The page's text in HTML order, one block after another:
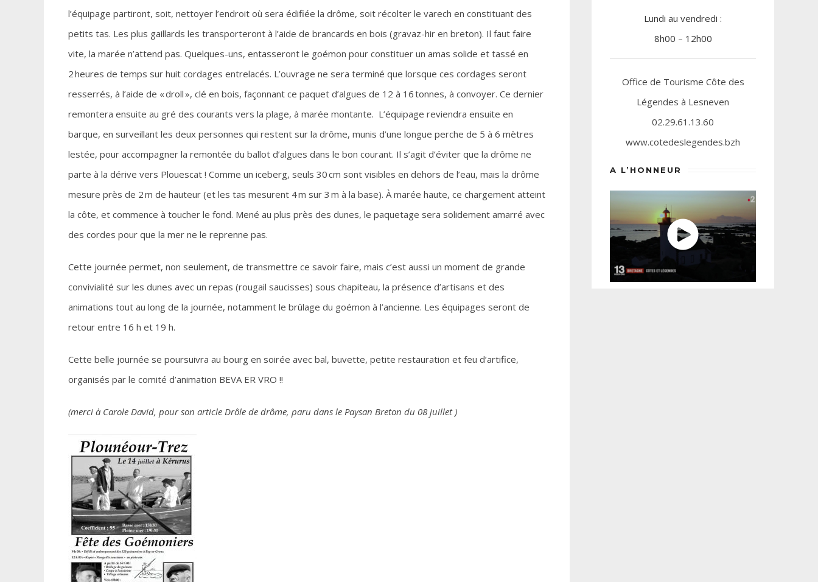
l’équipage partiront, soit, nettoyer l’endroit où sera édifiée la drôme, soit récolter le varech en constituant des
petits tas. Les plus gaillards les transporteront à l’aide de brancards en bois (gravaz-hir en breton). Il faut faire
vite, la marée n’attend pas. Quelques-uns, entasseront le goémon pour constituer un amas solide et tassé en
2 heures de temps sur huit cordages entrelacés. L’ouvrage ne sera terminé que lorsque ces cordages seront
resserrés, à l’aide de « droll », clé en bois, façonnant ce paquet d’algues de 12 à 16 tonnes, à convoyer. Ce dernier
remontera ensuite au gré des courants vers la plage, à marée montante. L’équipage reviendra ensuite en
barque, en surveillant les deux personnes qui restent sur la drôme, munis d’une longue perche de 5 à 6 mètres
lestée, pour accompagner la remontée du ballot d’algues dans le bon courant. Il s’agit d’éviter que la drôme ne
parte à la dérive vers Plouescat ! Comme un iceberg, seuls 30 cm sont visibles en dehors de l’eau, mais la drôme
mesure près de 2 m de hauteur (et les tas mesurent 4 m sur 3 m à la base). À marée haute, ce chargement atteint
la côte, et commence à toucher le fond. Mené au plus près des dunes, le paquetage sera solidement amarré avec
des cordes pour que la mer ne le reprenne pas.
Cette journée permet, non seulement, de transmettre ce savoir faire, mais c’est aussi un moment de grande
convivialité sur les dunes avec un repas (rougail saucisses) sous chapiteau, la présence d’artisans et des
animations tout au long de la journée, notamment le brûlage du goémon à l’ancienne. Les équipages seront de
retour entre 16 h et 19 h.
Cette belle journée se poursuivra au bourg en soirée avec bal, buvette, petite restauration et feu d’artifice,
organisés par le comité d’animation BEVA ER VRO !!
(merci à Carole David, pour son article Drôle de drôme, paru dans le Paysan Breton du 08 juillet )
Lundi au vendredi :
8h00 – 12h00
Office de Tourisme Côte des
Légendes à Lesneven
02.29.61.13.60
www.cotedeslegendes.bzh
A L’HONNEUR